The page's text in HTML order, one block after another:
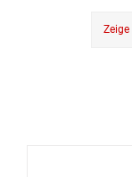
Zeige